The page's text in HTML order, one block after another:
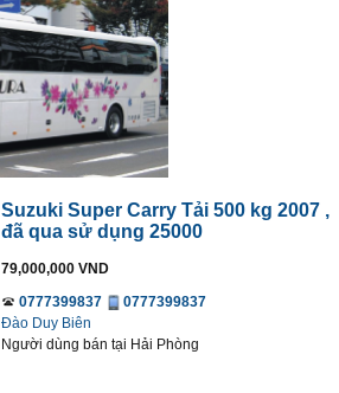
Suzuki Super Carry Tải 500 kg 2007 ,
đã qua sử dụng 25000
79,000,000 VND
0777399837
0777399837
Đào Duy Biên
Người dùng bán tại Hải Phòng